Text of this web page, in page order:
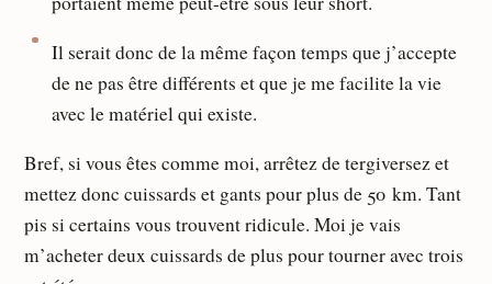
Il serait donc de la même façon temps que j’accepte
de ne pas être différents et que je me facilite la vie
avec le matériel qui existe.
Bref, si vous êtes comme moi, arrêtez de tergiversez et
mettez donc cuissards et gants pour plus de 50 km. Tant
pis si certains vous trouvent ridicule. Moi je vais
m’acheter deux cuissards de plus pour tourner avec trois